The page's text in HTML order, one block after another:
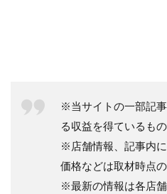
※当サイトの一部記
る収益を得ているもの
※店舗情報、記事内に
価格などは取材時点
※最新の情報は各店舗